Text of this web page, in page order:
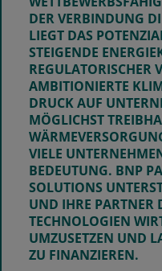
DER VERBINDUNG
LIEGT DAS
STEIGENDE
REGULATORISCHER
AMBITIONIERTE
DRUCK AUF
MÖGLICHST
VIELE
BEDEUTUNG. BNP
SOLUTIONS
UND IHRE PARTNER
TECHNOLOGIEN
UMZUSETZEN UND
ZU FINANZIEREN.